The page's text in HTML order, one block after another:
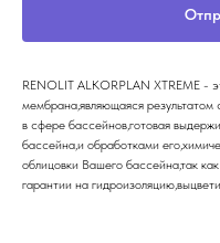
RENOLIT ALKORPLAN XTREME -
мембрана,являющаяся результатом
в сфере бассейнов,готовая
бассейна,и обработками
облицовки Вашего бассейна,так
гарантии на